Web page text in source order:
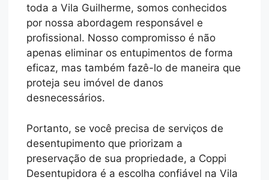
toda a Vila Guilherme, somos conhecidos
por nossa abordagem responsável e
profissional. Nosso compromisso é não
apenas eliminar os entupimentos de forma
eficaz, mas também fazê-lo de maneira que
proteja seu imóvel de danos
desnecessários.
Portanto, se você precisa de serviços de
desentupimento que priorizam a
preservação de sua propriedade, a Coppi
Desentupidora é a escolha confiável na Vila